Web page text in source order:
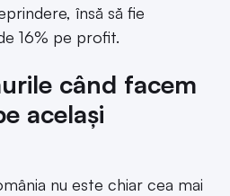
însă să fie
16% pe profit.
când facem
același
nu este chiar cea mai